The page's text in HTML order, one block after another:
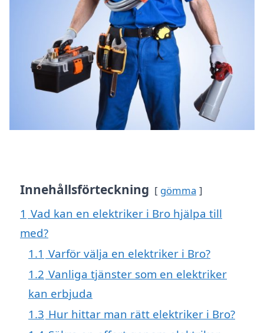
Innehållsförteckning gömma
1 Vad kan en elektriker i Bro hjälpa till
med?
1.1 Varför välja en elektriker i Bro?
1.2 Vanliga tjänster som en elektriker
kan erbjuda
1.3 Hur hittar man rätt elektriker i Bro?